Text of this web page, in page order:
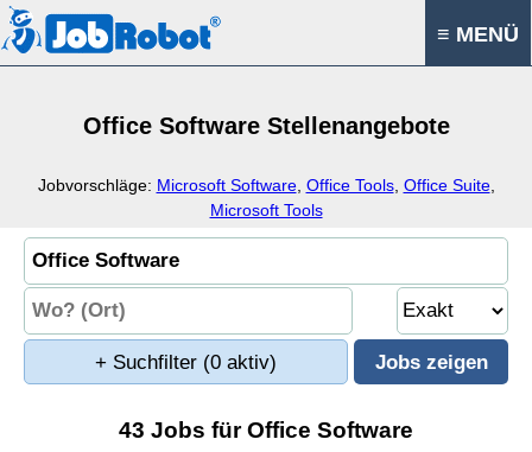
≡ MENÜ
Office Software Stellenangebote
Jobvorschläge: Microsoft Software, Office Tools, Office Suite,
Microsoft Tools
+ Suchfilter (0 aktiv)
43 Jobs für Office Software